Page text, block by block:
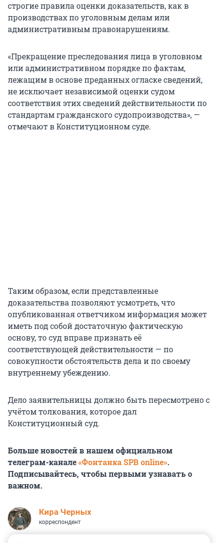
строгие правила оценки доказательств, как в
производствах по уголовным делам или
административным правонарушениям.
«Прекращение преследования лица в уголовном
или административном порядке по фактам,
лежащим в основе преданных огласке сведений,
не исключает независимой оценки судом
соответствия этих сведений действительности по
стандартам гражданского судопроизводства», —
отмечают в Конституционном суде.
Таким образом, если представленные
доказательства позволяют усмотреть, что
опубликованная ответчиком информация может
иметь под собой достаточную фактическую
основу, то суд вправе признать её
соответствующей действительности — по
совокупности обстоятельств дела и по своему
внутреннему убеждению.
Дело заявительницы должно быть пересмотрено с
учётом толкования, которое дал
Конституционный суд.
Больше новостей в нашем официальном
телеграм-канале«Фонтанка SPB online».
Подписывайтесь, чтобы первыми узнавать о
важном.
Кира Черных
корреспондент